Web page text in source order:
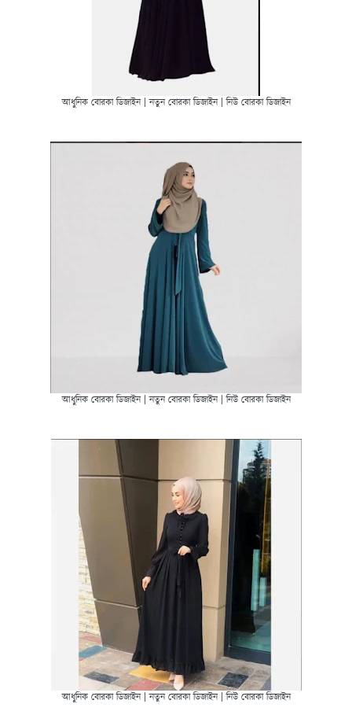
আধুনিক বোরকা ডিজাইন | নতুন বোরকা ডিজাইন | নিউ বোরকা ডিজাইন
আধুনিক বোরকা ডিজাইন | নতুন বোরকা ডিজাইন | নিউ বোরকা ডিজাইন
আধুনিক বোরকা ডিজাইন | নতুন বোরকা ডিজাইন | নিউ বোরকা ডিজাইন